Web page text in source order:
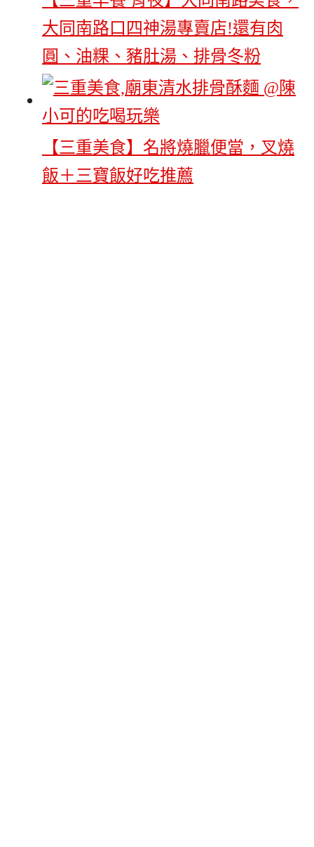
大同南路口四神湯專賣店!還有肉
圓、油粿、豬肚湯、排骨冬粉
【三重美食】名將燒臘便當，叉燒
飯＋三寶飯好吃推薦